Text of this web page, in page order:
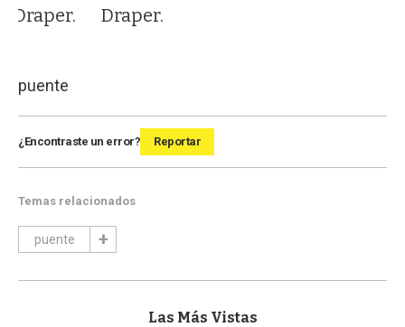
Draper.
Draper.
puente
¿Encontraste un error? Reportar
Temas relacionados
puente
Las Más Vistas